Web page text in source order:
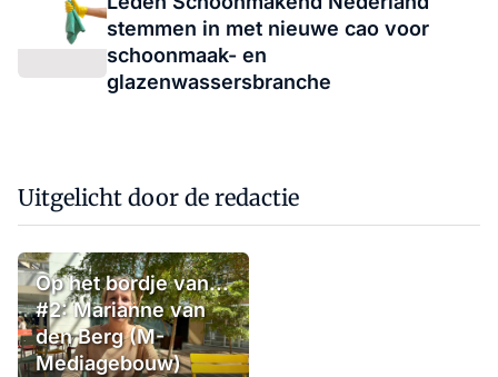
stemmen in met nieuwe cao voor
schoonmaak- en
glazenwassersbranche
Uitgelicht door de redactie
Op het bordje van...
#2: Marianne van
den Berg (M-
Mediagebouw)